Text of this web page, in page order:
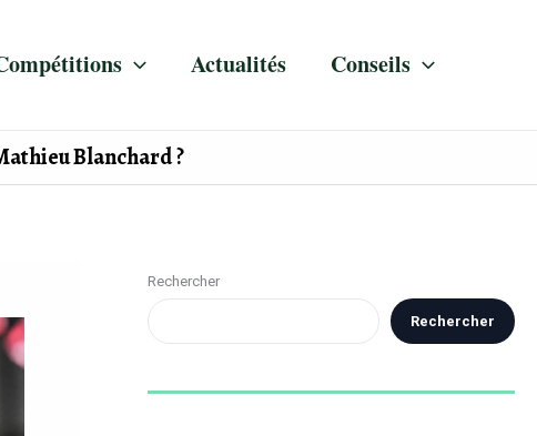
Actualités Conseils
Blanchard ?
Rechercher
Rechercher